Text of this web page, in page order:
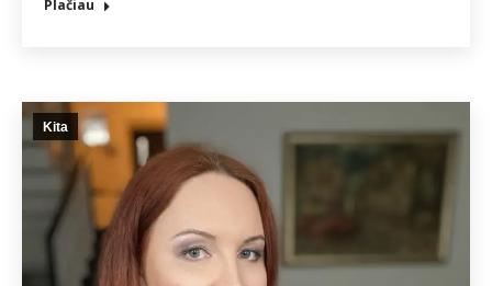
Plačiau
Kita